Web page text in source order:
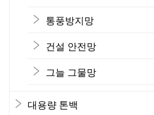
통풍방지망
건설 안전망
그늘 그물망
대용량 톤백